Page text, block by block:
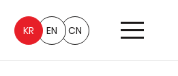
KR EN CN